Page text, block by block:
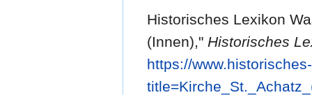
Historisches Lexikon
(Innen)," Historisches
https://